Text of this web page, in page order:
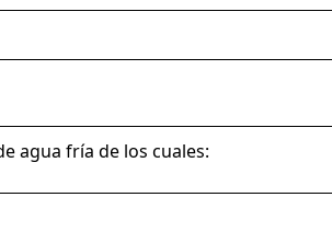
agua fría de los cuales: